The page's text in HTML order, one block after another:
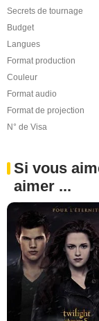
Secrets de tournage
Budget
Langues
Format production
Couleur
Format audio
Format de projection
N° de Visa
Si vous
aimer ...